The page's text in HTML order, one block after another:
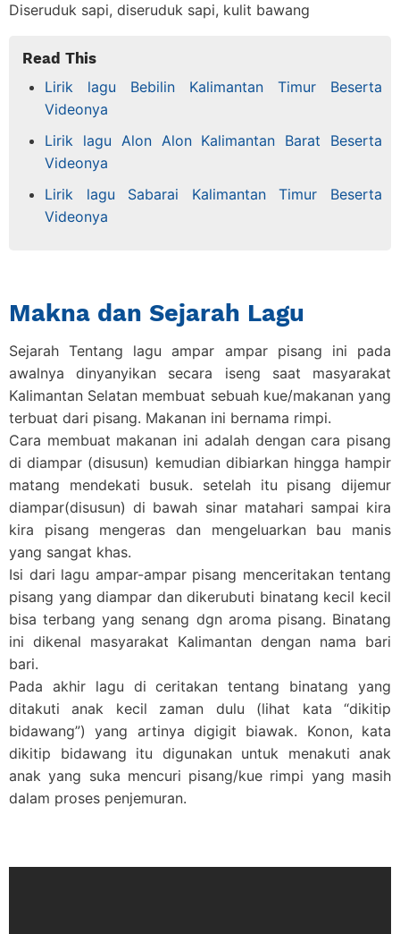
Diseruduk sapi, diseruduk sapi, kulit bawang
Read This
Lirik lagu Bebilin Kalimantan Timur Beserta
Videonya
Lirik lagu Alon Alon Kalimantan Barat Beserta
Videonya
Lirik lagu Sabarai Kalimantan Timur Beserta
Videonya
Makna dan Sejarah Lagu
Sejarah Tentang lagu ampar ampar pisang ini pada
awalnya dinyanyikan secara iseng saat masyarakat
Kalimantan Selatan membuat sebuah kue/makanan yang
terbuat dari pisang. Makanan ini bernama rimpi.
Cara membuat makanan ini adalah dengan cara pisang
di diampar (disusun) kemudian dibiarkan hingga hampir
matang mendekati busuk. setelah itu pisang dijemur
diampar(disusun) di bawah sinar matahari sampai kira
kira pisang mengeras dan mengeluarkan bau manis
yang sangat khas.
Isi dari lagu ampar-ampar pisang menceritakan tentang
pisang yang diampar dan dikerubuti binatang kecil kecil
bisa terbang yang senang dgn aroma pisang. Binatang
ini dikenal masyarakat Kalimantan dengan nama bari
bari.
Pada akhir lagu di ceritakan tentang binatang yang
ditakuti anak kecil zaman dulu (lihat kata “dikitip
bidawang”) yang artinya digigit biawak. Konon, kata
dikitip bidawang itu digunakan untuk menakuti anak
anak yang suka mencuri pisang/kue rimpi yang masih
dalam proses penjemuran.